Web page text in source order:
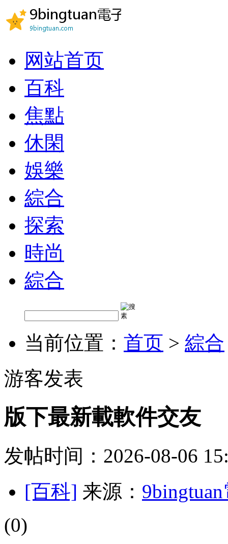
网站首页
百科
焦點
休閑
娛樂
綜合
探索
時尚
綜合
当前位置： 首页 > 綜合
游客发表
版下最新載軟件交友
发帖时间：2026-08-06
[百科] 来源：
(0)